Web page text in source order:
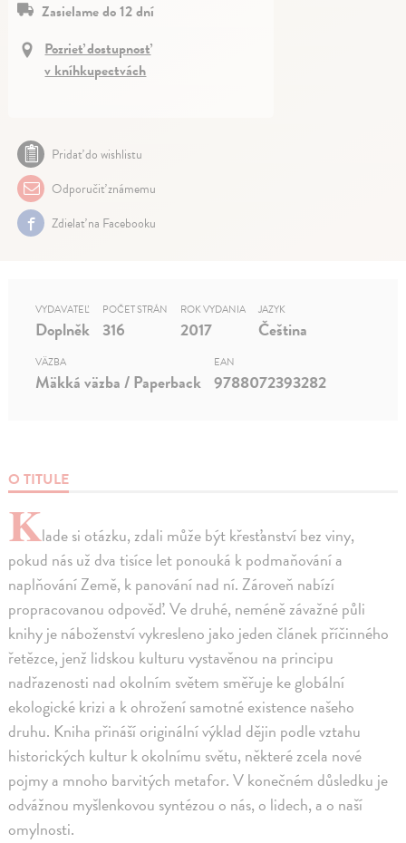
Zasielame do 12 dní
Pozrieť dostupnosť
v kníhkupectvách
Pridať do wishlistu
Odporučiť známemu
Zdielať na Facebooku
O TITULE
Klade si otázku, zdali může být křesťanství bez viny,
pokud nás už dva tisíce let ponouká k podmaňování a
naplňování Země, k panování nad ní. Zároveň nabízí
propracovanou odpověď. Ve druhé, neméně závažné půli
knihy je náboženství vykresleno jako jeden článek příčinného
řetězce, jenž lidskou kulturu vystavěnou na principu
nadřazenosti nad okolním světem směřuje ke globální
ekologické krizi a k ohrožení samotné existence našeho
druhu. Kniha přináší originální výklad dějin podle vztahu
historických kultur k okolnímu světu, některé zcela nové
pojmy a mnoho barvitých metafor. V konečném důsledku je
odvážnou myšlenkovou syntézou o nás, o lidech, a o naší
omylnosti.
VYDAVATEĽ
Doplněk
POČET STRÁN
316
ROK VYDANIA
2017
JAZYK
Čeština
VÄZBA
Mäkká väzba / Paperback
EAN
9788072393282